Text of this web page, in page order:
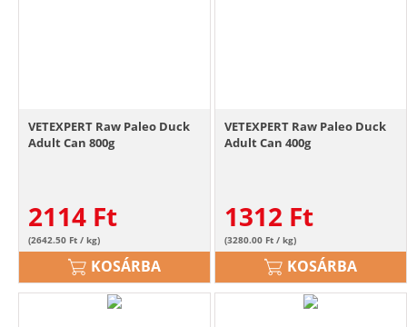
VETEXPERT Raw Paleo Duck
Adult Can 800g
2114 Ft
(2642.50 Ft / kg)
KOSÁRBA
VETEXPERT Raw Paleo Duck
Adult Can 400g
1312 Ft
(3280.00 Ft / kg)
KOSÁRBA